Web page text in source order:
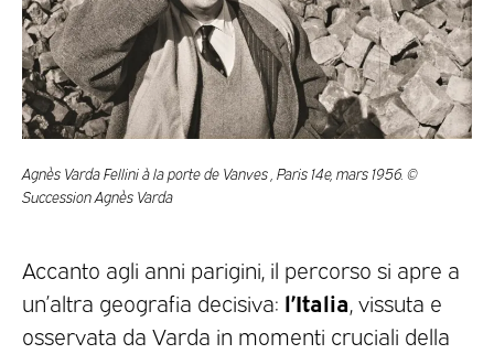
Agnès Varda Fellini à la porte de Vanves , Paris 14e, mars 1956. ©
Succession Agnès Varda
Accanto agli anni parigini, il percorso si apre a
un’altra geografia decisiva: l’Italia , vissuta e
osservata da Varda in momenti cruciali della